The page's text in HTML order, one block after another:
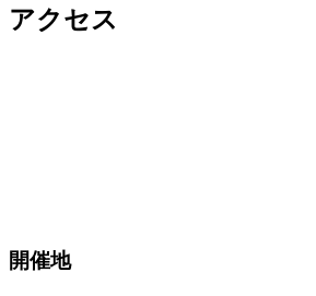
アクセス
開催地